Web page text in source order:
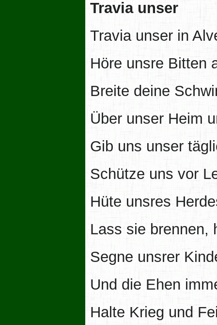
Travia unser
Travia unser in
Höre unsre Bitten
Breite deine
Über unser Heim
Gib uns unser
Schütze uns vor
Hüte unsres
Lass sie brennen,
Segne unsrer
Und die Ehen
Halte Krieg und